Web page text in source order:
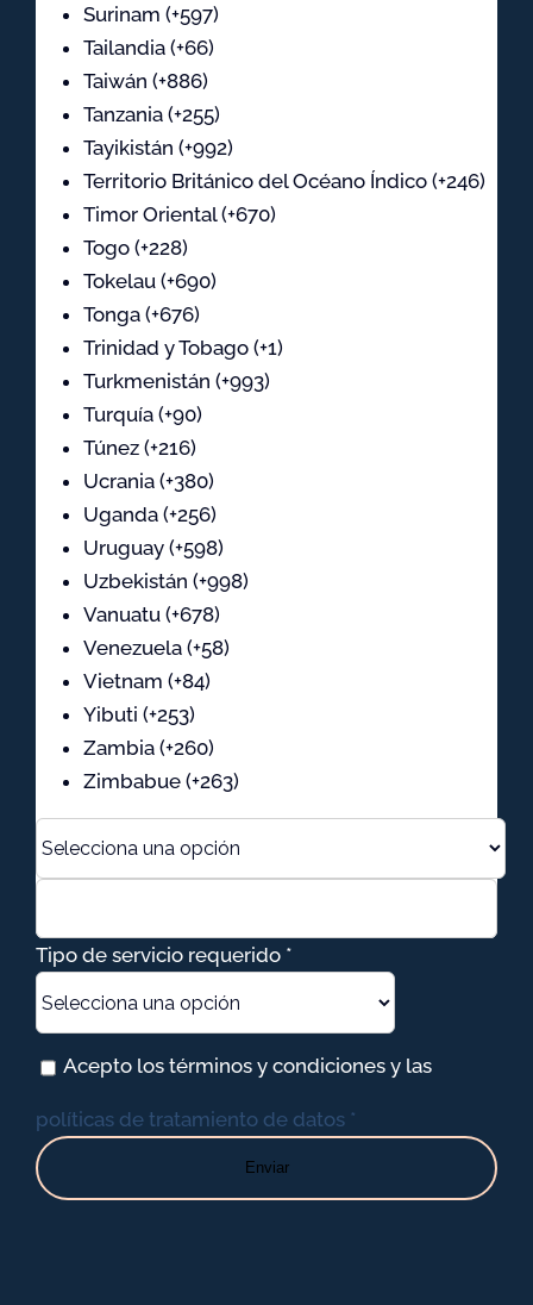
Surinam (+597)
Tailandia (+66)
Taiwán (+886)
Tanzania (+255)
Tayikistán (+992)
Territorio Británico del Océano Índico (+246)
Timor Oriental (+670)
Togo (+228)
Tokelau (+690)
Tonga (+676)
Trinidad y Tobago (+1)
Turkmenistán (+993)
Turquía (+90)
Túnez (+216)
Ucrania (+380)
Uganda (+256)
Uruguay (+598)
Uzbekistán (+998)
Vanuatu (+678)
Venezuela (+58)
Vietnam (+84)
Yibuti (+253)
Zambia (+260)
Zimbabue (+263)
Tipo de servicio requerido *
Acepto los términos y condiciones y las
políticas de tratamiento de datos *
Enviar